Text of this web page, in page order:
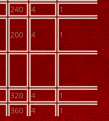
240 4
1
200 4 1
320 4
1
360 4 1